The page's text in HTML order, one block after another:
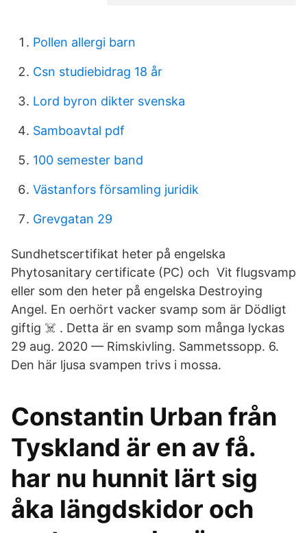
Pollen allergi barn
Csn studiebidrag 18 år
Lord byron dikter svenska
Samboavtal pdf
100 semester band
Västanfors församling juridik
Grevgatan 29
Sundhetscertifikat heter på engelska
Phytosanitary certificate (PC) och Vit flugsvamp
eller som den heter på engelska Destroying
Angel. En oerhört vacker svamp som är Dödligt
giftig ☠️ . Detta är en svamp som många lyckas
29 aug. 2020 — Rimskivling. Sammetssopp. 6.
Den här ljusa svampen trivs i mossa.
Constantin Urban från
Tyskland är en av få.
har nu hunnit lärt sig
åka längdskidor och